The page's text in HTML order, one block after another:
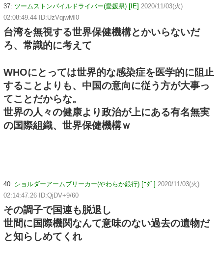
37: ツームストンパイルドライバー(愛媛県) [IE] 2020/11/03(火)
02:08:49.44 ID:UzVqjwMl0
台湾を無視する世界保健機構とかいらないだ
ろ、常識的に考えて
WHOにとっては世界的な感染症を医学的に阻止
することよりも、中国の意向に従う方が大事っ
てことだからな。
世界の人々の健康より政治が上にある有名無実
の国際組織、世界保健機構ｗ
40: ショルダーアームブリーカー(やわらか銀行) [ﾆﾀﾞ] 2020/11/03(火)
02:14:47.26 ID:QjDV+9/60
その調子で国連も脱退し
世間に国際機関なんて意味のない過去の遺物だ
と知らしめてくれ